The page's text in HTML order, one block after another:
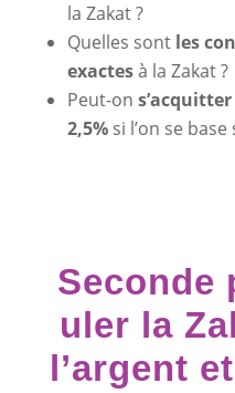
la Zakat ?
Quelles sontles
exactesà la Zakat ?
Peut-on
2,5%si l’on se base
Seconde
uler la
l’argent